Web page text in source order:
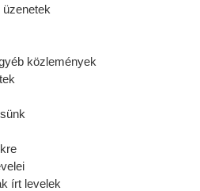
közlemények
írt levelek